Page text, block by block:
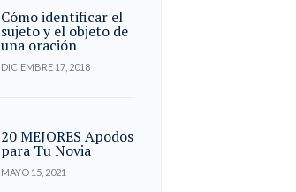
Cómo identificar el
sujeto y el objeto de
una oración
DICIEMBRE 17, 2018
20 MEJORES Apodos
para Tu Novia
MAYO 15, 2021